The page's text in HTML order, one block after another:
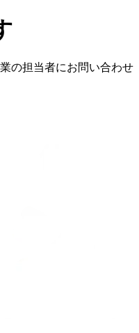
の担当者にお問い合わせ